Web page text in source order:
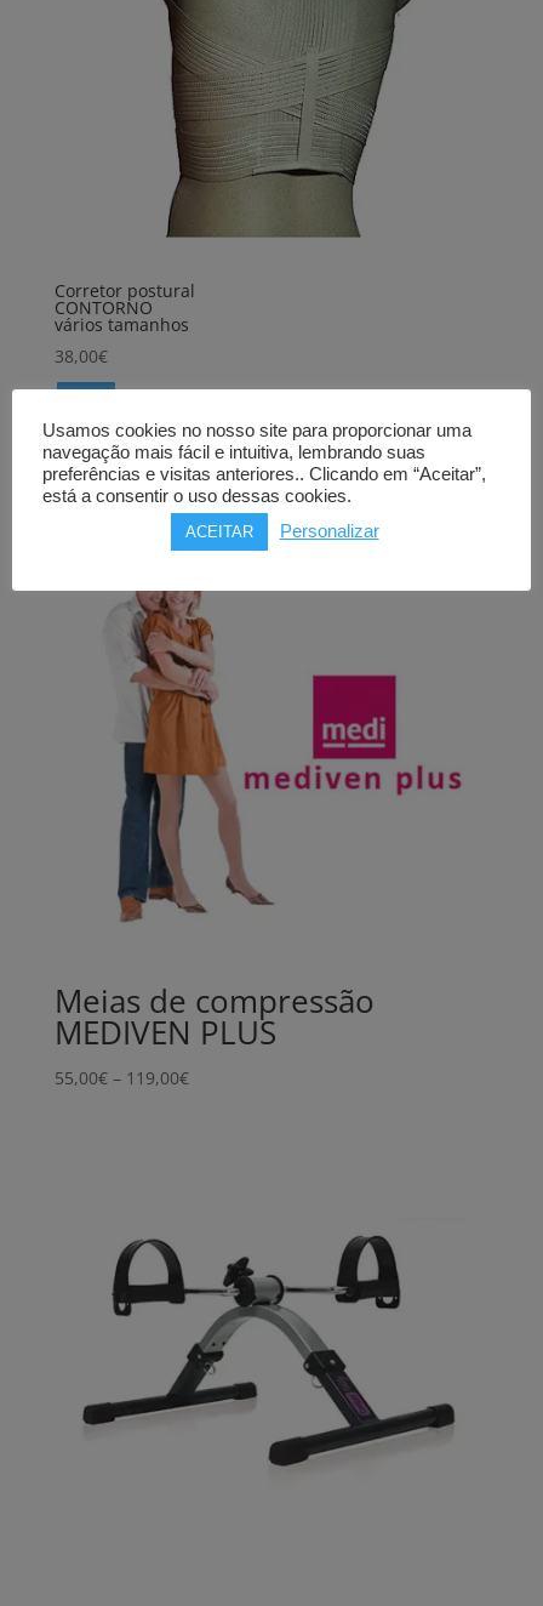
Corretor postural
CONTORNO
vários tamanhos
38,00€
Comprar
Produtos Relacionados
Meias de compressão
MEDIVEN PLUS
55,00€ – 119,00€Price
Usamos cookies no nosso site para proporcionar uma
navegação mais fácil e intuitiva, lembrando suas
preferências e visitas anteriores.. Clicando em “Aceitar”,
está a consentir o uso dessas cookies.
ACEITAR Personalizar